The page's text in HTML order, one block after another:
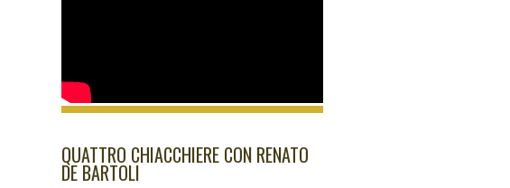
QUATTRO CHIACCHIERE CON RENATO
DE BARTOLI